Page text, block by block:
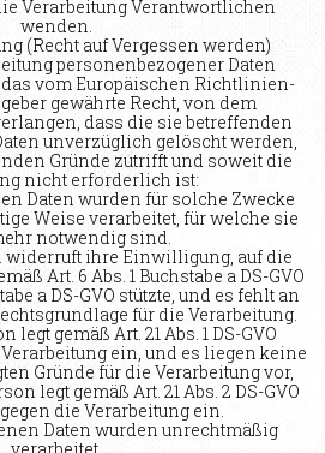
Verarbeitung Verantwortlichen
wenden.
(Recht auf Vergessen werden)
personenbezogener Daten
vom Europäischen Richtlinien-
gewährte Recht, von dem
dass die sie betreffenden
unverzüglich gelöscht werden,
Gründe zutrifft und soweit die
nicht erforderlich ist:
Daten wurden für solche Zwecke
Weise verarbeitet, für welche sie
notwendig sind.
widerruft ihre Einwilligung, auf die
Art. 6 Abs. 1 Buchstabe a DS-GVO
a DS-GVO stützte, und es fehlt an
für die Verarbeitung.
legt gemäß Art. 21 Abs. 1 DS-GVO
ein, und es liegen keine
Gründe für die Verarbeitung vor,
legt gemäß Art. 21 Abs. 2 DS-GVO
die Verarbeitung ein.
Daten wurden unrechtmäßig